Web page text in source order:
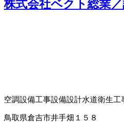
株式会社ベクト総業
空調設備工事設備設計水道衛生工
鳥取県倉吉市井手畑１５８